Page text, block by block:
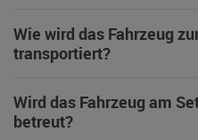
Wie wird das Fahrzeug
transportiert?
Wird das Fahrzeug am
betreut?